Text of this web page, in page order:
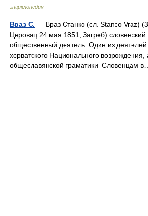
энциклопедия
Враз С. — Враз Станко (сл. Stanco Vraz)
Церовац 24 мая 1851, Загреб) словенский
общественный деятель. Один из деятелей
хорватского Национального возрождения,
общеславянской граматики. Словенцам